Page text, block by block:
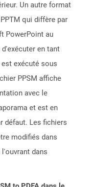
Un autre format
qui diffère par
PowerPoint au
en tant
exécuté sous
PPSM affiche
avec le
et est en
défaut. Les fichiers
modifiés dans
dans